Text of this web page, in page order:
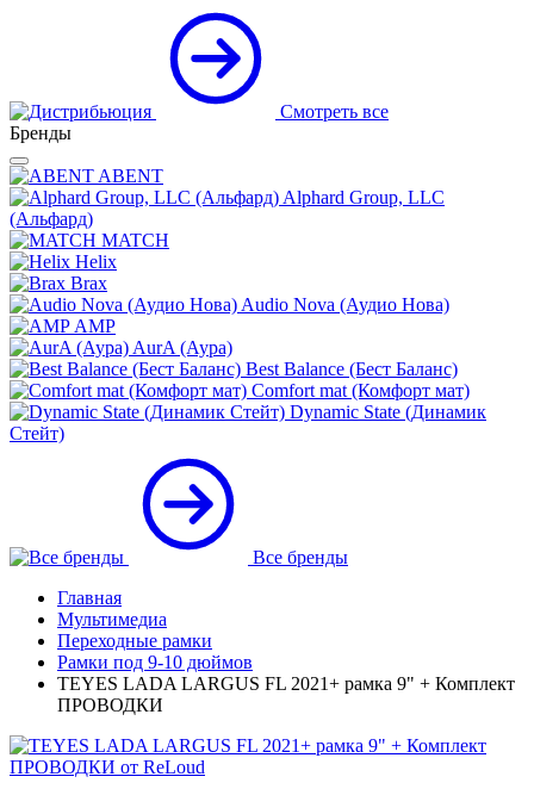
Смотреть все
Бренды
ABENT
Alphard Group, LLC
(Альфард)
MATCH
Helix
Brax
Audio Nova (Аудио Нова)
AMP
AurA (Аура)
Best Balance (Бест Баланс)
Comfort mat (Комфорт мат)
Dynamic State (Динамик
Стейт)
Все бренды
Главная
Мультимедиа
Переходные рамки
Рамки под 9-10 дюймов
TEYES LADA LARGUS FL 2021+ рамка 9" + Комплект
ПРОВОДКИ